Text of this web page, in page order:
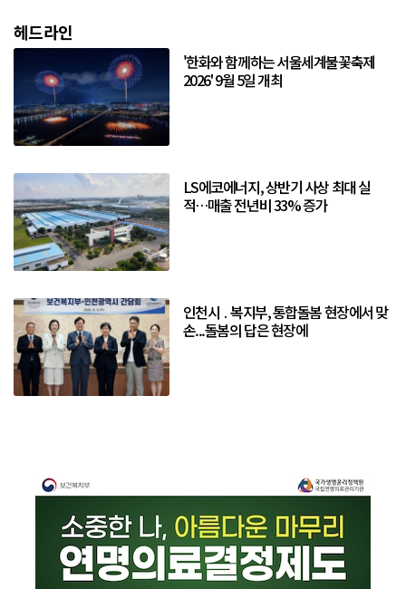
헤드라인
'한화와 함께하는 서울세계불꽃축제
2026' 9월 5일 개최
LS에코에너지, 상반기 사상 최대 실
적…매출 전년비 33% 증가
인천시 ․ 복지부, 통합돌봄 현장에서 맞
손...돌봄의 답은 현장에